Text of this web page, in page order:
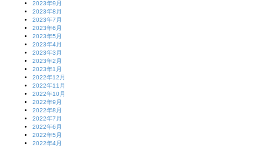
2023年9月
2023年8月
2023年7月
2023年6月
2023年5月
2023年4月
2023年3月
2023年2月
2023年1月
2022年12月
2022年11月
2022年10月
2022年9月
2022年8月
2022年7月
2022年6月
2022年5月
2022年4月